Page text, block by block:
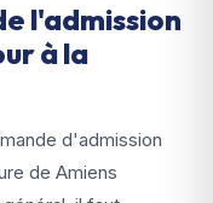
l'admission
à la
d'admission
de Amiens